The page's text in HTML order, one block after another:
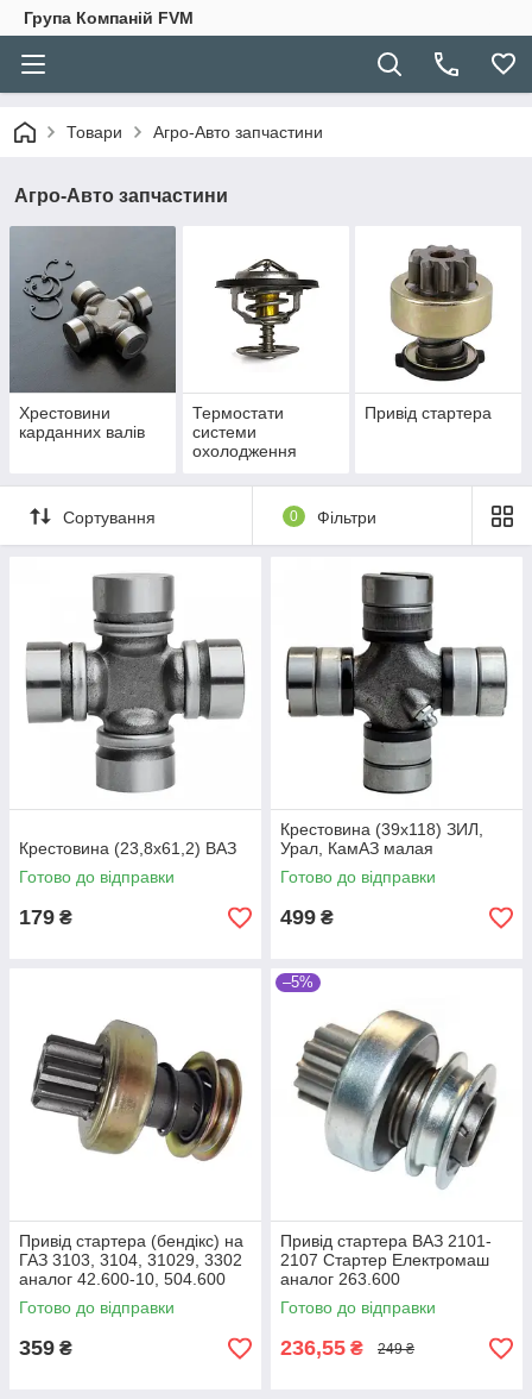
Група Компаній FVM
Товари Агро-Авто запчастини
Агро-Авто запчастини
Хрестовини
карданних валів
Термостати
системи
охолодження
Привід стартера
Сортування 0 Фільтри
Крестовина (23,8х61,2) ВАЗ
Готово до відправки
179 ₴
Крестовина (39х118) ЗИЛ,
Урал, КамАЗ малая
Готово до відправки
499 ₴
Привід стартера (бендікс) на
ГАЗ 3103, 3104, 31029, 3302
аналог 42.600-10, 504.600
Готово до відправки
359 ₴
–5%
Привід стартера ВАЗ 2101-
2107 Стартер Електромаш
аналог 263.600
Готово до відправки
236,55 ₴ 249 ₴